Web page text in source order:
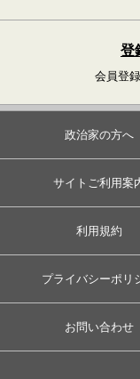
登
会員登
政治家の方へ
サイトご利用案
利用規約
プライバシーポリ
お問い合わせ